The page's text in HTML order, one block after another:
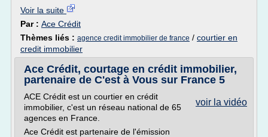
Voir la suite
Par : Ace Crédit
Thèmes liés : agence credit immobilier de france / courtier en
credit immobilier
Ace Crédit, courtage en crédit immobilier,
partenaire de C'est à Vous sur France 5
voir la vidéo
ACE Crédit est un courtier en crédit
immobilier, c'est un réseau national de 65
agences en France.
Ace Crédit est partenaire de l'émission